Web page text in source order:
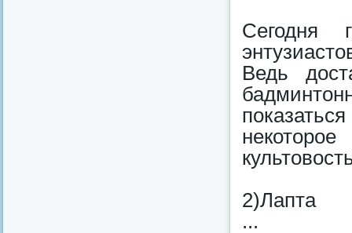
Сегодня
Ведь
2)Лапта
...